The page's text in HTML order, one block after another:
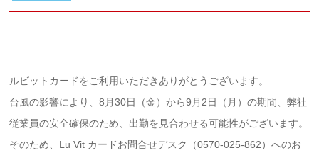
ルビットカードをご利用いただきありがとうございます。
台風の影響により、8月30日（金）から9月2日（月）の期間、弊社
従業員の安全確保のため、出勤を見合わせる可能性がございます。
そのため、Lu Vit カードお問合せデスク（0570-025-862）へのお